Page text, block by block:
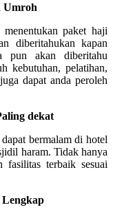
Umroh
paket haji
diberitahukan kapan
pun akan diberitahu
kebutuhan, pelatihan,
dapat anda peroleh
dekat
bermalam di hotel
haram. Tidak hanya
fasilitas terbaik sesuai
Lengkap